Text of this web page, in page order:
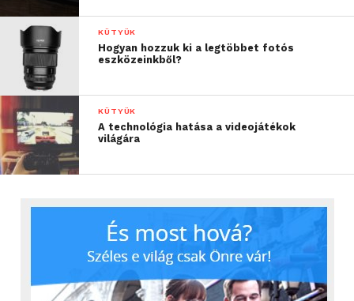
KÜTYÜK
Hogyan hozzuk ki a legtöbbet fotós
eszközeinkből?
KÜTYÜK
A technológia hatása a videojátékok
világára